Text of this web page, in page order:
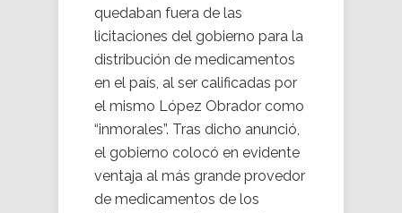
quedaban fuera de las
licitaciones del gobierno para la
distribución de medicamentos
en el país, al ser calificadas por
el mismo López Obrador como
“inmorales”. Tras dicho anunció,
el gobierno colocó en evidente
ventaja al más grande provedor
de medicamentos de los